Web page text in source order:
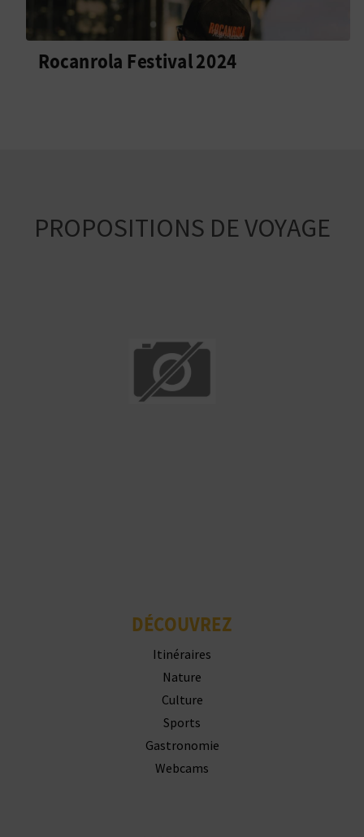
Rocanrola Festival 2024
Itinéraires
Culture
Sports
Gastronomie
Webcams